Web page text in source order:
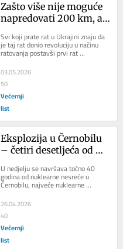
Zašto više nije moguće
napredovati 200 km, a
šansu
Svi koji prate rat u Ukrajini znaju da
je taj rat donio revoluciju u načinu
ratovanja postavši prvi rat
budućnosti – rat dronova, algoritama
i...
03.05.2026
50
Večernji
list
Eksplozija u Černobilu
– četiri desetljeća od
katastrofe koja još nije
okončana
U nedjelju se navršava točno 40
godina od nuklearne nesreće u
Černobilu, najveće nuklearne
katastrofe u povijesti. Ta je nesreća
ostavila...
26.04.2026
40
Večernji
list